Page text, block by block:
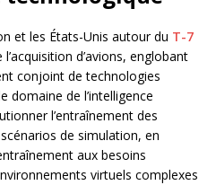
et les États-Unis autour du T-7
l’acquisition d’avions, englobant
conjoint de technologies
domaine de l’intelligence
l’entraînement des
de simulation, en
aux besoins
virtuels complexes